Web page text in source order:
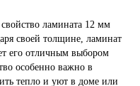
ламината 12 мм
своей толщине, ламинат
его отличным выбором
особенно важно в
тепло и уют в доме или